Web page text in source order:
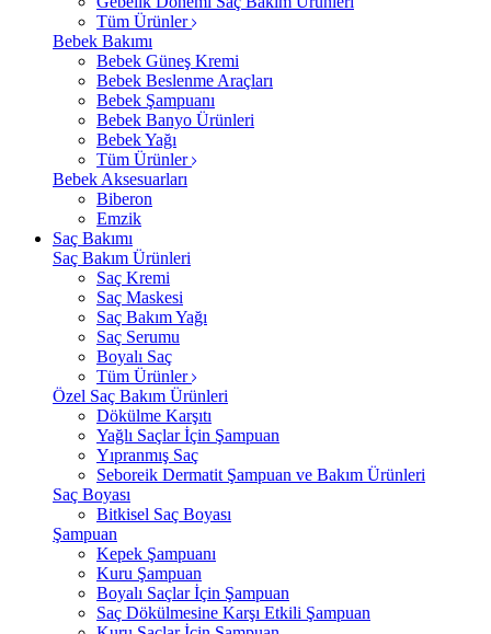
Tüm Ürünler
Bebek Bakımı
Bebek Güneş Kremi
Bebek Beslenme Araçları
Bebek Şampuanı
Bebek Banyo Ürünleri
Bebek Yağı
Tüm Ürünler
Bebek Aksesuarları
Biberon
Emzik
Saç Bakımı
Saç Bakım Ürünleri
Saç Kremi
Saç Maskesi
Saç Bakım Yağı
Saç Serumu
Boyalı Saç
Tüm Ürünler
Özel Saç Bakım Ürünleri
Dökülme Karşıtı
Yağlı Saçlar İçin Şampuan
Yıpranmış Saç
Seboreik Dermatit Şampuan ve Bakım Ürünleri
Saç Boyası
Bitkisel Saç Boyası
Şampuan
Kepek Şampuanı
Kuru Şampuan
Boyalı Saçlar İçin Şampuan
Saç Dökülmesine Karşı Etkili Şampuan